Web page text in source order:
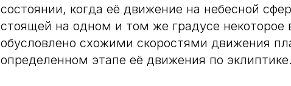
состоянии, когда её движение на небесной
стоящей на одном и том же градусе некоторое
обусловлено схожими скоростями движения
определенном этапе её движения по эклиптике.